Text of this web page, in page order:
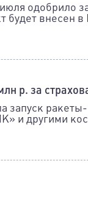
одобрило
будет внесен в
р. за
запуск
и другими